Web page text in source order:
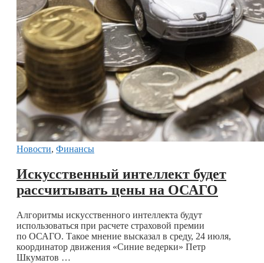
Новости, Финансы
Искусственный интеллект будет
рассчитывать цены на ОСАГО
Алгоритмы искусственного интеллекта будут
использоваться при расчете страховой премии
по ОСАГО. Такое мнение высказал в среду, 24 июля,
координатор движения «Синие ведерки» Петр
Шкуматов …